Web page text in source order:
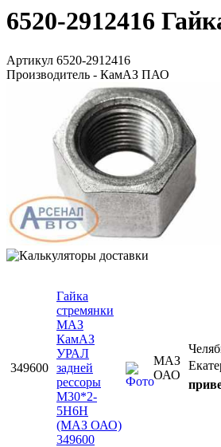
6520-2912416
Артикул 6520-2912416
Производитель - КамАЗ ПАО
349600
Гайка
стремянки
МАЗ
КамАЗ
УРАЛ
задней
рессоры
М30*2-
5Н6Н
(МАЗ ОАО)
349600
МАЗ
ОАО